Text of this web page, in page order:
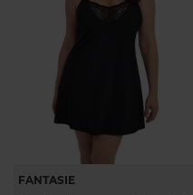
FANTASIE